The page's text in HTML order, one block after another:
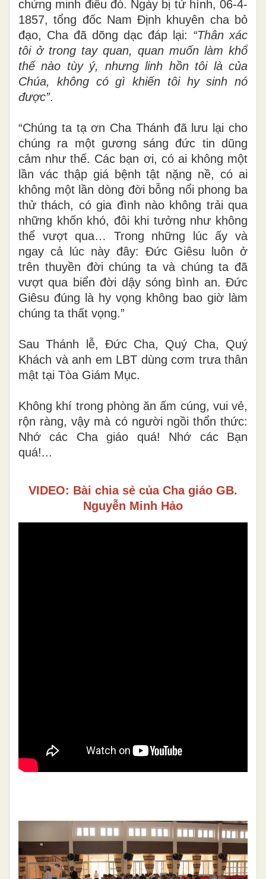
chứng minh điều đó. Ngày bị tử hình, 06-4-
1857, tổng đốc Nam Định khuyên cha bỏ
đạo, Cha đã dõng dạc đáp lại: “Thân xác
tôi ở trong tay quan, quan muốn làm khổ
thế nào tùy ý, nhưng linh hồn tôi là của
Chúa, không có gì khiến tôi hy sinh nó
được”.
“Chúng ta tạ ơn Cha Thánh đã lưu lại cho
chúng ra một gương sáng đức tin dũng
cảm như thế. Các bạn ơi, có ai không một
lần vác thập giá bệnh tật nặng nề, có ai
không một lần dòng đời bỗng nổi phong ba
thử thách, có gia đình nào không trải qua
những khốn khó, đôi khi tưởng như không
thể vượt qua… Trong những lúc ấy và
ngay cả lúc này đây: Đức Giêsu luôn ở
trên thuyền đời chúng ta và chúng ta đã
vượt qua biển đời dậy sóng bình an. Đức
Giêsu đúng là hy vọng không bao giờ làm
chúng ta thất vọng.”
Sau Thánh lễ, Đức Cha, Quý Cha, Quý
Khách và anh em LBT dùng cơm trưa thân
mật tại Tòa Giám Mục.
Không khí trong phòng ăn ấm cúng, vui vẻ,
rộn ràng, vậy mà có người ngồi thổn thức:
Nhớ các Cha giáo quá! Nhớ các Bạn
quá!...
VIDEO: Bài chia sẻ của Cha giáo GB.
Nguyễn Minh Hảo